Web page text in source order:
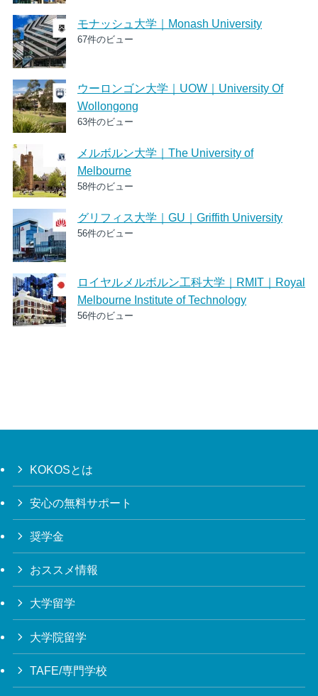
モナッシュ大学｜Monash University
67件のビュー
ウーロンゴン大学｜UOW｜University Of
Wollongong
63件のビュー
メルボルン大学｜The University of
Melbourne
58件のビュー
グリフィス大学｜GU｜Griffith University
56件のビュー
ロイヤルメルボルン工科大学｜RMIT｜Royal
Melbourne Institute of Technology
56件のビュー
KOKOSとは
安心の無料サポート
奨学金
おススメ情報
大学留学
大学院留学
TAFE/専門学校